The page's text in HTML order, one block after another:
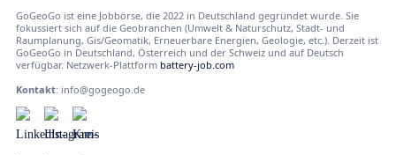
GoGeoGo ist eine Jobbörse, die 2022 in Deutschland gegründet wurde. Sie
fokussiert sich auf die Geobranchen (Umwelt & Naturschutz, Stadt- und
Raumplanung, Gis/Geomatik, Erneuerbare Energien, Geologie, etc.). Derzeit ist
GoGeoGo in Deutschland, Österreich und der Schweiz und auf Deutsch
verfügbar. Netzwerk-Plattform battery-job.com
Kontakt: info@gogeogo.de